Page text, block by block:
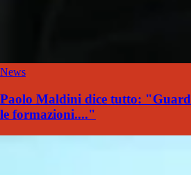
News
Paolo Maldini dice tutto:
le formazioni...."